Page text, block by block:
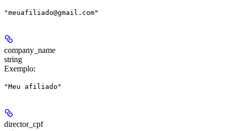
"meuafiliado@gmail.com"
company_name
string
Exemplo:
"Meu afiliado"
director_cpf